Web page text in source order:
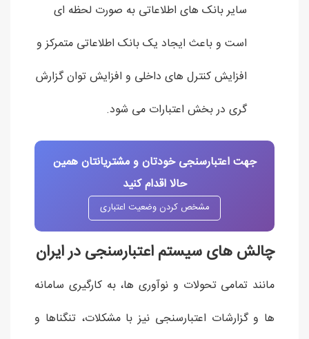
سایر بانک های اطلاعاتی به صورت لحظه ای
است و باعث ایجاد یک بانک اطلاعاتی متمرکز و
افزایش کنترل های داخلی و افزایش توان گزارش
گری در بخش اعتبارات می شود.
جهت اعتبارسنجی خودتان و مشتریانتان همین
حالا اقدام کنید
مشخص کردن وضعیت اعتباری
چالش های سیستم اعتبارسنجی در ایران
مانند تمامی تحولات و نوآوری ها، به کارگیری سامانه
ها و گزارشات اعتبارسنجی نیز با مشکلات، تنگناها و